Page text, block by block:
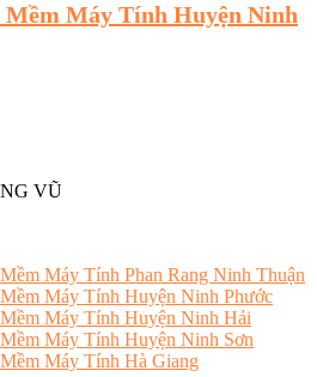
Mềm Máy Tính Huyện Ninh
VŨ
Máy Tính Phan Rang Ninh Thuận
Máy Tính Huyện Ninh Phước
Máy Tính Huyện Ninh Hải
Máy Tính Huyện Ninh Sơn
Máy Tính Hà Giang